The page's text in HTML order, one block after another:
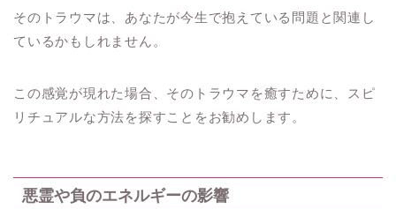
そのトラウマは、あなたが今生で抱えている問題と関連し
ているかもしれません。
この感覚が現れた場合、そのトラウマを癒すために、スピ
リチュアルな方法を探すことをお勧めします。
悪霊や負のエネルギーの影響